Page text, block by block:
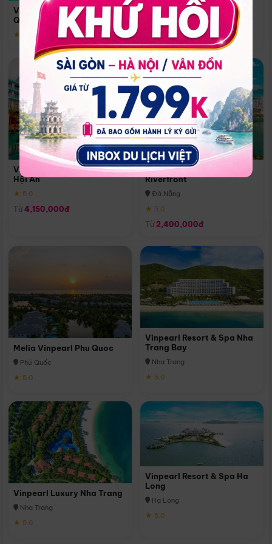
Vinpearl Resort & Spa Phu
Quoc
★ 5.0
Quoc
Phú Quốc
★ 5.0
Vinpearl Resort & Golf Nam
Hội An
★ 5.0
Từ 4,150,000đ
Melia Vinpearl Danang
Riverfront
Đà Nẵng
★ 5.0
Từ 2,400,000đ
Melia Vinpearl Phu Quoc
Phú Quốc
★ 5.0
Vinpearl Resort & Spa Nha
Trang Bay
Nha Trang
★ 5.0
Vinpearl Luxury Nha Trang
Nha Trang
★ 5.0
Vinpearl Resort & Spa Ha
Long
Hạ Long
★ 5.0